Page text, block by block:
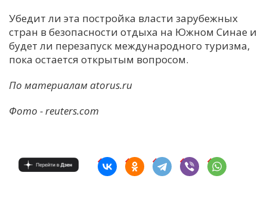
Убедит ли эта постройка власти зарубежных
стран в безопасности отдыха на Южном Синае и
будет ли перезапуск международного туризма,
пока остается открытым вопросом.
По материалам atorus.ru
Фото - reuters.com